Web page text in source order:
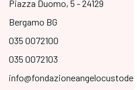
Piazza Duomo, 5 - 24129
Bergamo BG
035 0072100
035 0072103
info@fondazioneangelocustode.it